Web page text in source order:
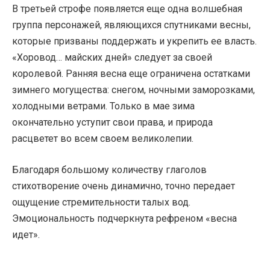
В третьей строфе появляется еще одна волшебная
группа персонажей, являющихся спутниками весны,
которые призваны поддержать и укрепить ее власть.
«Хоровод… майских дней» следует за своей
королевой. Ранняя весна еще ограничена остатками
зимнего могущества: снегом, ночными заморозками,
холодными ветрами. Только в мае зима
окончательно уступит свои права, и природа
расцветет во всем своем великолепии.
Благодаря большому количеству глаголов
стихотворение очень динамично, точно передает
ощущение стремительности талых вод.
Эмоциональность подчеркнута рефреном «весна
идет».